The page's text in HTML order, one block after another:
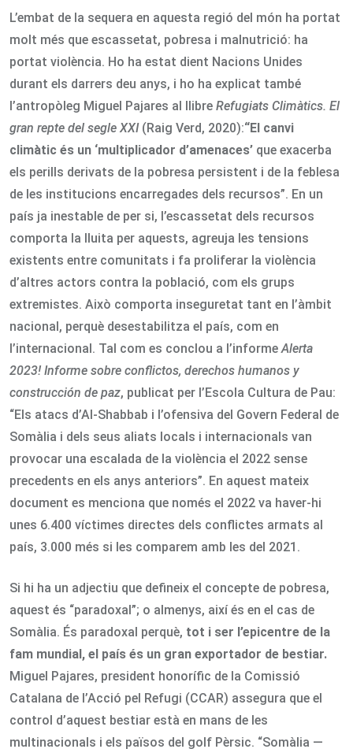
L’embat de la sequera en aquesta regió del món ha portat
molt més que escassetat, pobresa i malnutrició: ha
portat violència. Ho ha estat dient Nacions Unides
durant els darrers deu anys, i ho ha explicat també
l’antropòleg Miguel Pajares al llibre Refugiats Climàtics. El
gran repte del segle XXI(Raig Verd, 2020):“El canvi
climàtic és un ‘multiplicador d’amenaces’ que exacerba
els perills derivats de la pobresa persistent i de la feblesa
de les institucions encarregades dels recursos”. En un
país ja inestable de per si, l’escassetat dels recursos
comporta la lluita per aquests, agreuja les tensions
existents entre comunitats i fa proliferar la violència
d’altres actors contra la població, com els grups
extremistes. Això comporta inseguretat tant en l’àmbit
nacional, perquè desestabilitza el país, com en
l’internacional. Tal com es conclou a l’informeAlerta
2023! Informe sobre conflictos, derechos humanos y
construcción de paz, publicat per l’Escola Cultura de Pau:
“Els atacs d’Al-Shabbab i l’ofensiva del Govern Federal de
Somàlia i dels seus aliats locals i internacionals van
provocar una escalada de la violència el 2022 sense
precedents en els anys anteriors”. En aquest mateix
document es menciona que només el 2022 va haver-hi
unes 6.400 víctimes directes dels conflictes armats al
país, 3.000 més si les comparem amb les del 2021.
Si hi ha un adjectiu que defineix el concepte de pobresa,
aquest és “paradoxal”; o almenys, així és en el cas de
Somàlia. És paradoxal perquè, tot i ser l ’epicentre de la
fam mundial, el país és un gran exportador de bestiar.
Miguel Pajares, president honorífic de la Comissió
Catalana de l’Acció pel Refugi (CCAR) assegura que el
control d’aquest bestiar està en mans de les
multinacionals i els països del golf Pèrsic. “Somàlia —